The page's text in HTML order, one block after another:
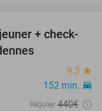
75%
+ check-
9.3 star
152 min. directions_car
Régulier 440€